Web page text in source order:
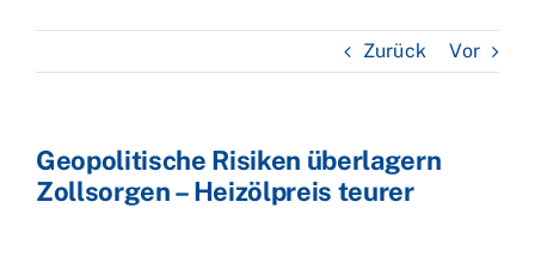
Zurück Vor
Geopolitische Risiken überlagern
Zollsorgen – Heizölpreis teurer